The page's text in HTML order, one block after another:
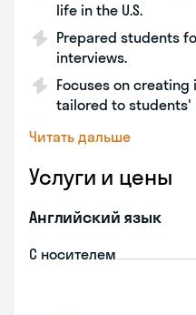
life in the U.S.
Prepared students
interviews.
Focuses on
tailored to students'
Читать дальше
Услуги и цены
Английский язык
С носителем